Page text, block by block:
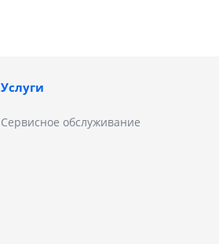
Услуги
Сервисное обслуживание